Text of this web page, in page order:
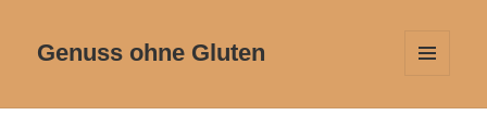
Genuss ohne Gluten
WIDGETS